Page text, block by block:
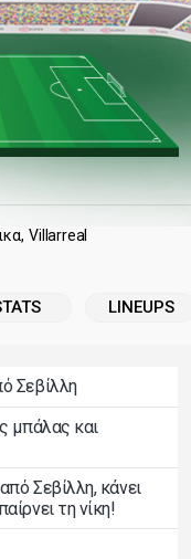
Villarreal
LINEUPS
Σεβίλλη
μπάλας και
Σεβίλλη, κάνει
τη νίκη!